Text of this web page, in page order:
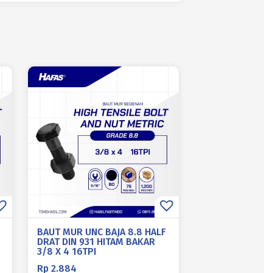
BAUT MUR UNC BAJA 8.8 HALF
DRAT DIN 931 HITAM BAKAR
3/8 X 4 16TPI
Rp 2.884